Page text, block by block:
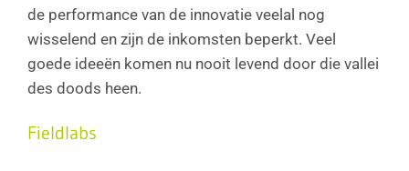
de performance van de innovatie veelal nog
wisselend en zijn de inkomsten beperkt. Veel
goede ideeën komen nu nooit levend door die vallei
des doods heen.
Fieldlabs